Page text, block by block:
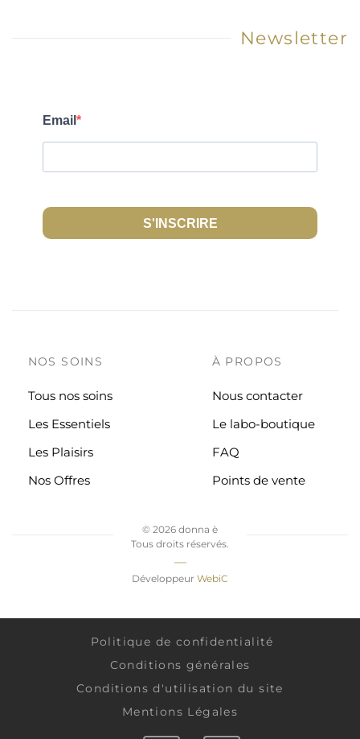
Newsletter
NOS SOINS
Tous nos soins
Les Essentiels
Les Plaisirs
Nos Offres
À PROPOS
Nous contacter
Le labo-boutique
FAQ
Points de vente
Email
S'INSCRIRE
© 2026 donna è
Tous droits réservés.
—
Développeur WebiC
Politique de confidentialité
Conditions générales
Conditions d'utilisation du site
Mentions Légales